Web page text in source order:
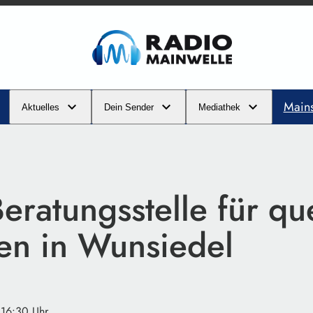
Aktuelles Dein Sender Mediathek
für
in Wunsiedel